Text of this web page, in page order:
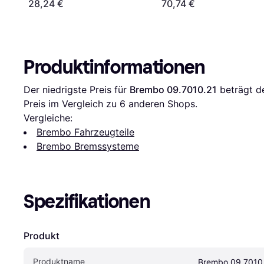
28,24 € 70,74 €
Produktinformationen
Der niedrigste Preis für Brembo 09.7010.21 beträgt
Preis im Vergleich zu 6 anderen Shops.
Vergleiche:
Brembo Fahrzeugteile
Brembo Bremssysteme
Spezifikationen
Produkt
Produktname